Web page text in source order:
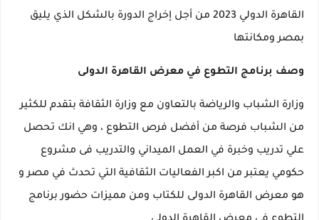
القاهرة الدولي 2023 من أجل إخراج الدورة بالشكل الذي يليق
بمصر ومكانتها
وصف برنامج التطوع في معرض القاهرة الدولى
وزارة الشباب والرياضة بالتعاون مع وزارة الثقافة بتقدم للكثير
من الشباب فرصة من أفضل فرص التطوع ، وهي انك تحصل
علي تدريب وخبرة في العمل الميداني والتدريب فى مشروع
حكومي يعتبر من اكبر الفعاليات الثقافية التي تحدث في مصر و
هو معرض القاهرة الدولى للكتاب ومن مميزات حضور برنامج